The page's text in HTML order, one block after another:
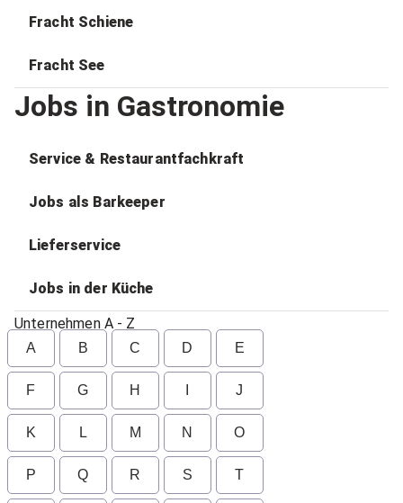
Fracht Schiene
Fracht See
Jobs in Gastronomie
Service & Restaurantfachkraft
Jobs als Barkeeper
Lieferservice
Jobs in der Küche
Unternehmen A - Z
A B C D E
F G H J
K L M N O
P Q R S T